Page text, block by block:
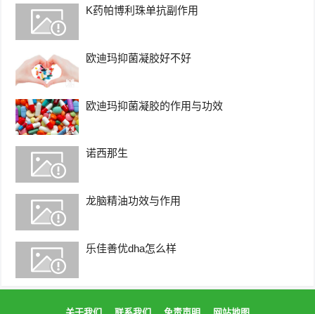
K药帕博利珠单抗副作用
欧迪玛抑菌凝胶好不好
欧迪玛抑菌凝胶的作用与功效
诺西那生
龙脑精油功效与作用
乐佳善优dha怎么样